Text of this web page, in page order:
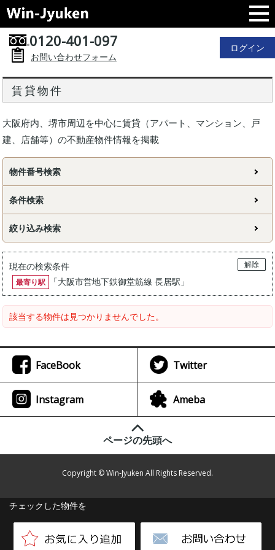
0120-401-097
お問い合わせフォーム
ログイン
賃貸物件
大阪府内、堺市周辺を中心に賃貸（アパート、マンション、戸
建、店舗等）の不動産物件情報を掲載
物件番号検索
条件検索
絞り込み検索
現在の検索条件
解除
最寄り駅
「大阪市営地下鉄御堂筋線 長居駅 」
該当する物件は見つかりませんでした。
チェックした物件を
FaceBook Twitter
Instagram Ameba
ページの先頭へ
Copyright © Win-Jyuken All Rights Reserved.